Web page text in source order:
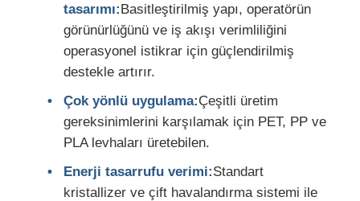
tasarımı:Basitleştirilmiş yapı, operatörün
görünürlüğünü ve iş akışı verimliliğini
operasyonel istikrar için güçlendirilmiş
destekle artırır.
Çok yönlü uygulama:Çeşitli üretim
gereksinimlerini karşılamak için PET, PP ve
PLA levhaları üretebilen.
Enerji tasarrufu verimi:Standart
kristallizer ve çift havalandırma sistemi ile